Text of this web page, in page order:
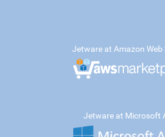
Jetware at Amazon Web
Jetware at Microsoft